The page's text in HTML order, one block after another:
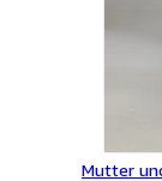
Mutter